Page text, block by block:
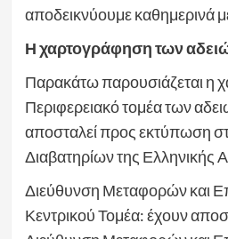
αποδεικνύουμε καθημερινά
Η χαρτογράφηση των
Παρακάτω παρουσιάζεται η
Περιφερειακό τομέα των
αποσταλεί προς εκτύπωση
Διαβατηρίων της Ελληνικής
Διεύθυνση Μεταφορών και
Κεντρικού Τομέα: έχουν